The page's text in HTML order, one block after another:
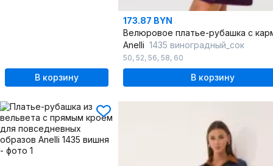
В корзину
173.87 BYN
Anelli 1435 виноградный_сок
50, 52, 56, 58, 60
В корзину